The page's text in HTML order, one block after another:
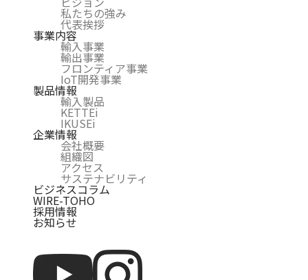
私たちの強み
代表挨拶
事業内容
輸入事業
輸出事業
フロンティア事業
IoT開発事業
製品情報
輸入製品
KETTEi
IKUSEi
企業情報
会社概要
組織図
アクセス
サステナビリティ
ビジネスコラム
WIRE-TOHO
採用情報
お知らせ